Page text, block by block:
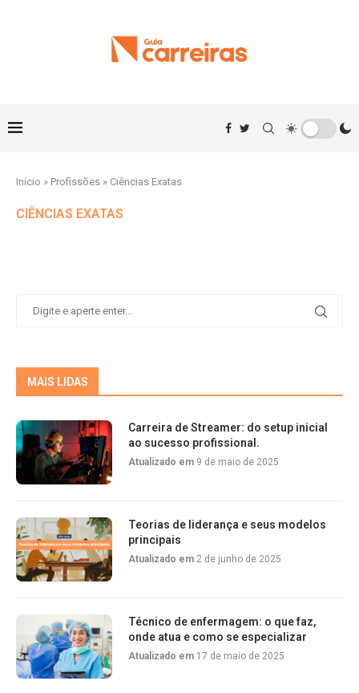
Início » Profissões » Ciências Exatas
CIÊNCIAS EXATAS
MAIS LIDAS
Carreira de Streamer: do setup inicial
ao sucesso profissional.
Atualizado em 9 de maio de 2025
Teorias de liderança e seus modelos
principais
Atualizado em 2 de junho de 2025
Técnico de enfermagem: o que faz,
onde atua e como se especializar
Atualizado em 17 de maio de 2025